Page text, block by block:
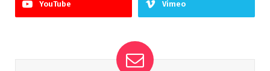
YouTube Vimeo